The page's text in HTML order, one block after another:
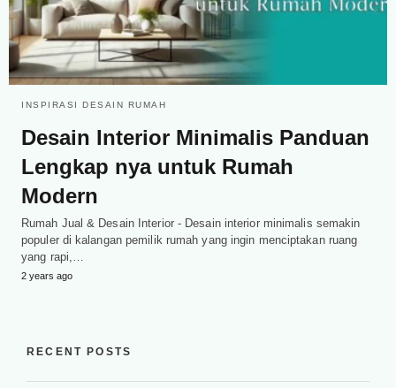
INSPIRASI DESAIN RUMAH
Desain Interior Minimalis Panduan
Lengkap nya untuk Rumah
Modern
Rumah Jual & Desain Interior - Desain interior minimalis semakin
populer di kalangan pemilik rumah yang ingin menciptakan ruang
yang rapi,…
2 years ago
RECENT POSTS